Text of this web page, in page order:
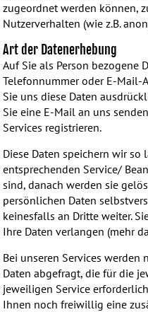
zugeordnet werden können,
Nutzerverhalten (wie z.B.
Art der Datenerhebung
Auf Sie als Person bezogene
Telefonnummer oder E-Mail-
Sie uns diese Daten
Sie eine E-Mail an uns
Services registrieren.
Diese Daten speichern wir so
entsprechenden Service/
sind, danach werden sie
persönlichen Daten
keinesfalls an Dritte weiter.
Ihre Daten verlangen (mehr
Bei unseren Services
Daten abgefragt, die für die
jeweiligen Service
Ihnen noch freiwillig eine